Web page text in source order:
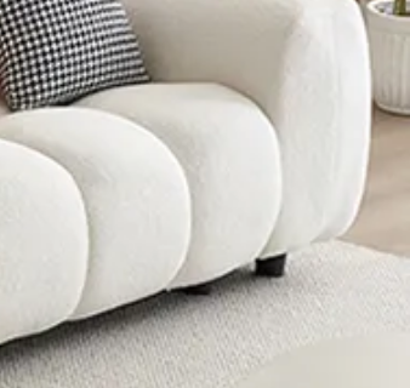
シープボア
け】シープ
ープボア ソ
】シープボ